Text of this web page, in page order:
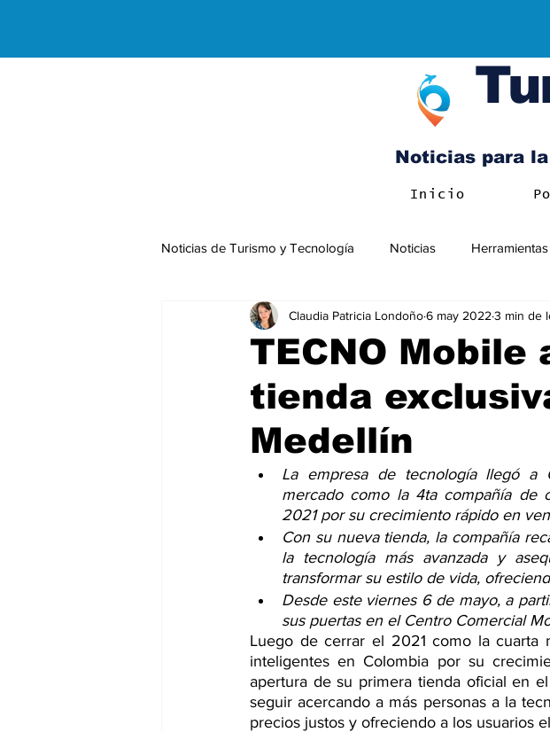
Noticias para
Inicio
Noticias de Turismo y Tecnología Noticias Herramientas
Negocios Internacionales
TECNO Mobile
tienda
Medellín
Claudia Patricia Londoño6 may 2022 3 min de
La empresa de tecnología llegó a
mercado como la 4ta compañía de
2021 por su crecimiento rápido en
Con su nueva tienda, la compañía
la tecnología más avanzada y
transformar su estilo de vida,
Desde este viernes 6 de mayo, a
sus puertas en el Centro Comercial
Luego de cerrar el 2021 como la cuarta
inteligentes en Colombia por su
apertura de su primera tienda oficial en
seguir acercando a más personas a la
precios justos y ofreciendo a los usuarios